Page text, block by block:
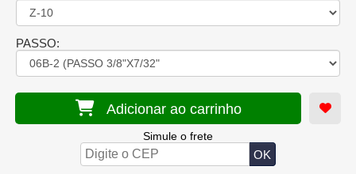
PASSO:
Adicionar ao carrinho
Simule o frete